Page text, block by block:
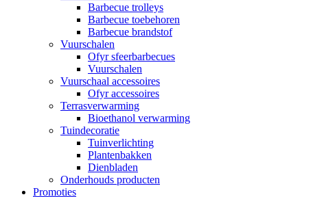
Barbecue trolleys
Barbecue toebehoren
Barbecue brandstof
Vuurschalen
Ofyr sfeerbarbecues
Vuurschalen
Vuurschaal accessoires
Ofyr accessoires
Terrasverwarming
Bioethanol verwarming
Tuindecoratie
Tuinverlichting
Plantenbakken
Dienbladen
Onderhouds producten
Promoties